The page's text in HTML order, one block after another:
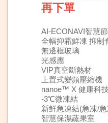
再下單
AI-ECONAVI智慧
全幅抑霜鮮凍 抑制
無邊框玻璃
光感應
VIP真空斷熱材
上置式變頻壓縮機
nanoe™ X 健康科技
-3℃微凍結
新鮮急凍結(急凍/
智慧保濕蔬果室